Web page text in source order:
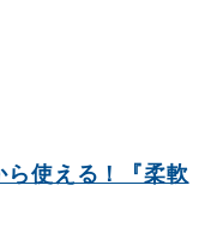
使える！『柔軟